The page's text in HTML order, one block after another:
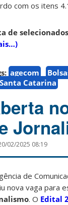
com os itens
de
agecom
Catarina
02/2025 08:19
de
nova vaga para
. O Edital